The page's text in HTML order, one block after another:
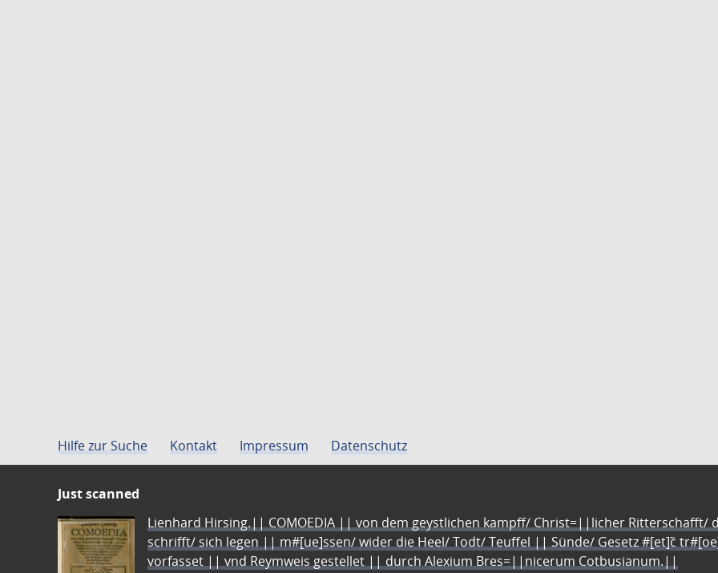
Hilfe zur Suche Kontakt Impressum Datenschutz
Just scanned
Lienhard Hirsing.|| COMOEDIA || von dem geystlichen kampff/ Christ=||licher Ritterschafft/
schrifft/ sich legen || m#[ue]ssen/ wider die Heel/ Todt/ Teuffel || Sünde/ Gesetz #[et]c̃
vorfasset || vnd Reymweis gestellet || durch Alexium Bres=||nicerum Cotbusianum.||